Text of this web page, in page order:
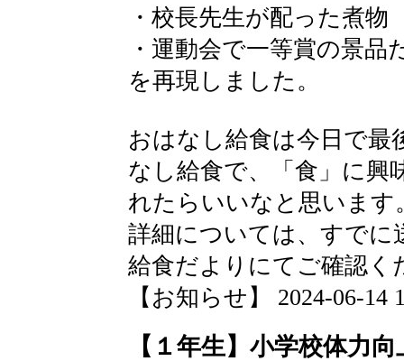
・校長先生が配った煮物
・運動会で一等賞の景
を再現しました。
おはなし給食は今日で
なし給食で、「食」に興
れたらいいなと思います
詳細については、すでに
給食だよりにてご確認く
【お知らせ】 2024-06-14
【１年生】小学校体力